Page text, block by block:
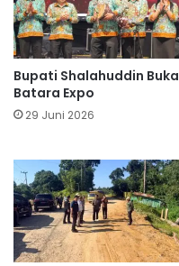
Bupati Shalahuddin Buka
Batara Expo
29 Juni 2026